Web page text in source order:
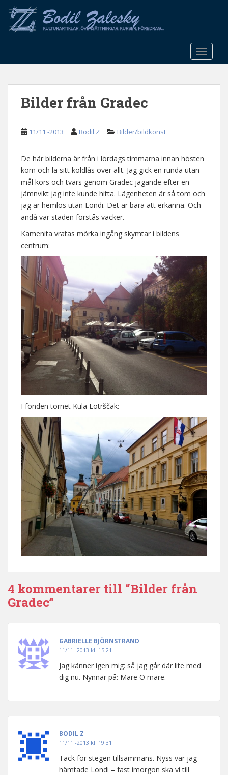
o
Bilder från Gradec
11/11 -2013 Bodil Z Bilder/bildkonst
De här bilderna är från i lördags timmarna innan hösten
kom och la sitt köldlås över allt. Jag gick en runda utan
mål kors och tvärs genom Gradec jagande efter en
jämnvikt jag inte kunde hitta. Lägenheten är så tom och
jag är hemlös utan Londi. Det är bara att erkänna. Och
ändå var staden förstås vacker.
Kamenita vratas mörka ingång skymtar i bildens
centrum:
I fonden tornet Kula Lotrščak:
4 kommentarer till “Bilder från
Gradec”
GABRIELLE BJÖRNSTRAND
11/11 -2013 kl. 15:21
Jag känner igen mig: så jag går där lite med
dig nu. Nynnar på: Mare O mare.
BODIL Z
11/11 -2013 kl. 19:31
Tack för stegen tillsammans. Nyss var jag
hämtade Londi – fast imorgon ska vi till